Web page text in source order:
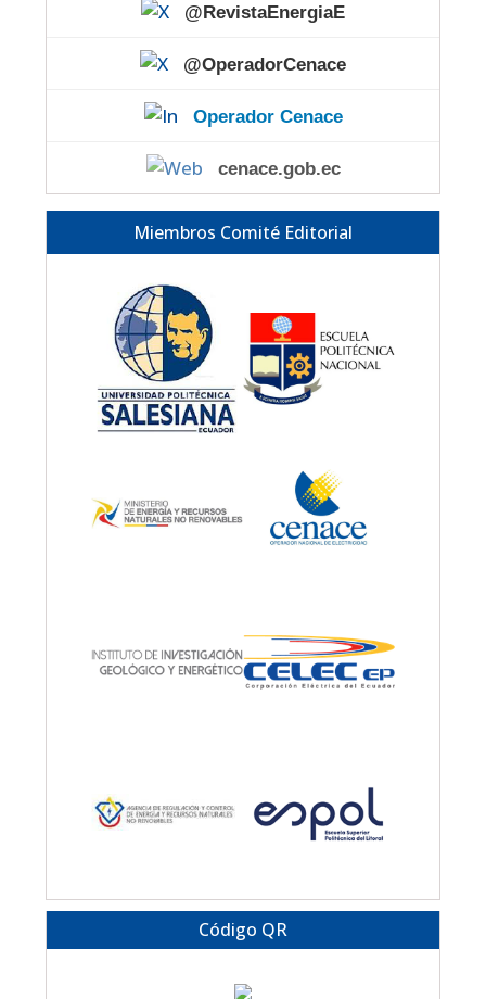
@RevistaEnergiaE
@OperadorCenace
Operador Cenace
cenace.gob.ec
Miembros Comité Editorial
Código QR